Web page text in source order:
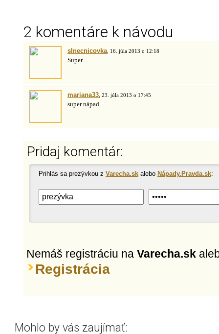
2 komentáre k návodu
slnecnicovka , 16. júla 2013 o 12:18
Super....
mariana33 , 23. júla 2013 o 17:45
super nápad...
Pridaj komentár:
Prihlás sa prezývkou z Varecha.sk alebo Nápady.Pravda.sk:
Nemáš registráciu na Varecha.sk
Registrácia
Mohlo by vás zaujímať: